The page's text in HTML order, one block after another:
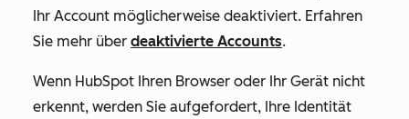
Ihr Account möglicherweise deaktiviert. Erfahren
Sie mehr über deaktivierte Accounts.
Wenn HubSpot Ihren Browser oder Ihr Gerät nicht
erkennt, werden Sie aufgefordert, Ihre Identität